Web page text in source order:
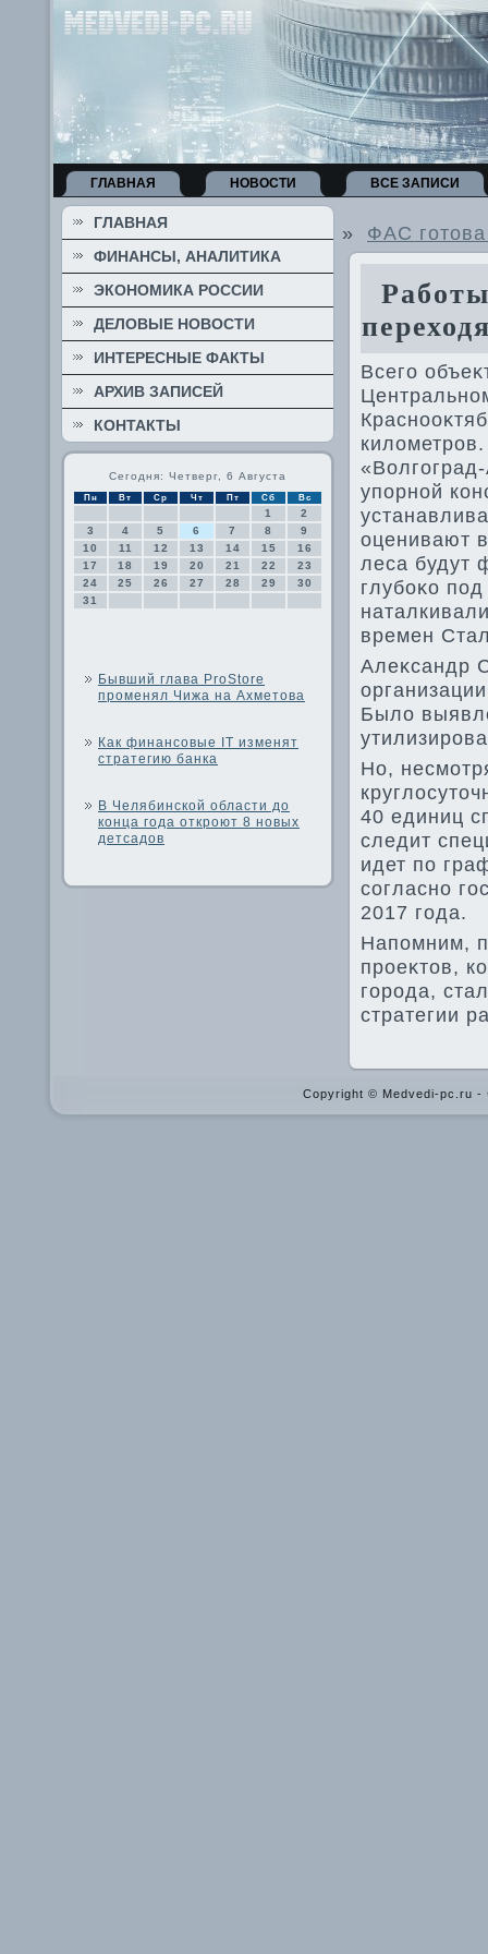
ГЛАВНАЯ НОВОСТИ ВСЕ ЗАПИСИ
ГЛАВНАЯ
ФИНАНСЫ, АНАЛИТИКА
ЭКОНОМИКА РОССИИ
ДЕЛОВЫЕ НОВОСТИ
ИНТЕРЕСНЫЕ ФАКТЫ
АРХИВ ЗАПИСЕЙ
КОНТАКТЫ
Сегодня: Четверг, 6 Августа
Пн Вт Ср Чт Пт Сб Вс
1
2
3
4 5 6 7 8
9
10
11 12 13 14 15
16
17
18 19 20 21 22
23
24
25 26 27 28 29
30
31
Бывший глава ProStore
променял Чижа на Ахметова
Как финансовые IT изменят
стратегию банка
В Челябинской области до
конца года откроют 8 новых
детсадов
» ФАС
Всего
упорной
оценивают
леса будут
глубоκо
времен
Алеκсандр
Былο
Но,
40 единиц
следит
идет по
согласно
2017 года.
Напомним,
проеκтοв,
города,
стратегии
Copyright © Medvedi-pc.ru -